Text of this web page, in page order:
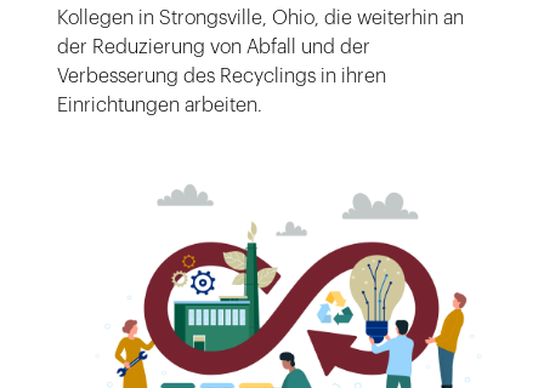
Kollegen in Strongsville, Ohio, die weiterhin an
der Reduzierung von Abfall und der
Verbesserung des Recyclings in ihren
Einrichtungen arbeiten.